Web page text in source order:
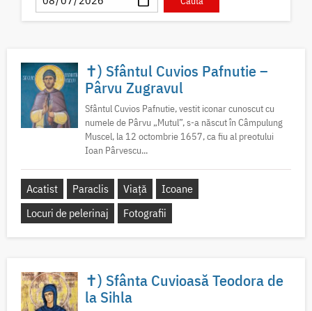
✝) Sfântul Cuvios Pafnutie –
Pârvu Zugravul
Sfântul Cuvios Pafnutie, vestit iconar cunoscut cu
numele de Pârvu „Mutul”, s-a născut în Câmpulung
Muscel, la 12 octombrie 1657, ca fiu al preotului
Ioan Pârvescu...
Acatist Paraclis Viață
Icoane
Locuri de pelerinaj
Fotografii
✝) Sfânta Cuvioasă Teodora de
la Sihla